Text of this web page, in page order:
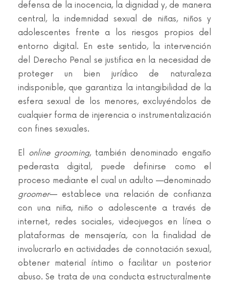
defensa de la inocencia, la dignidad y, de manera
central, la indemnidad sexual de niñas, niños y
adolescentes frente a los riesgos propios del
entorno digital. En este sentido, la intervención
del Derecho Penal se justifica en la necesidad de
proteger un bien jurídico de naturaleza
indisponible, que garantiza la intangibilidad de la
esfera sexual de los menores, excluyéndolos de
cualquier forma de injerencia o instrumentalización
con fines sexuales.
El online grooming, también denominado engaño
pederasta digital, puede definirse como el
proceso mediante el cual un adulto —denominado
groomer— establece una relación de confianza
con una niña, niño o adolescente a través de
internet, redes sociales, videojuegos en línea o
plataformas de mensajería, con la finalidad de
involucrarlo en actividades de connotación sexual,
obtener material íntimo o facilitar un posterior
abuso. Se trata de una conducta estructuralmente